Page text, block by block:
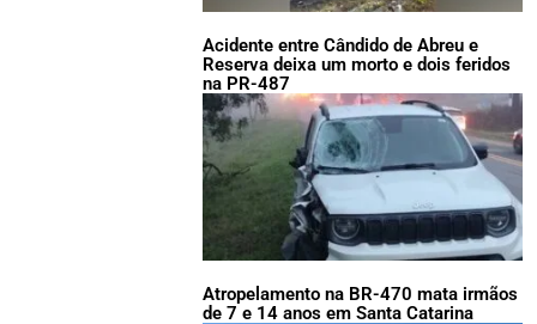
Acidente entre Cândido de Abreu e
Reserva deixa um morto e dois feridos
na PR-487
Atropelamento na BR-470 mata irmãos
de 7 e 14 anos em Santa Catarina